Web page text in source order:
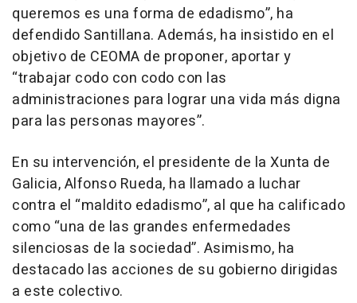
queremos es una forma de edadismo”, ha
defendido Santillana. Además, ha insistido en el
objetivo de CEOMA de proponer, aportar y
“trabajar codo con codo con las
administraciones para lograr una vida más digna
para las personas mayores”.
En su intervención, el presidente de la Xunta de
Galicia, Alfonso Rueda, ha llamado a luchar
contra el “maldito edadismo”, al que ha calificado
como “una de las grandes enfermedades
silenciosas de la sociedad”. Asimismo, ha
destacado las acciones de su gobierno dirigidas
a este colectivo.